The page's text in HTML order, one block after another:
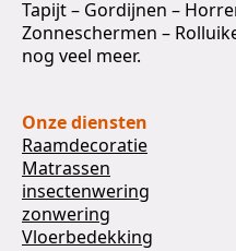
Tapijt – Gordijnen –
Zonneschermen –
nog veel meer.
Onze diensten
Raamdecoratie
Matrassen
insectenwering
zonwering
Vloerbedekking